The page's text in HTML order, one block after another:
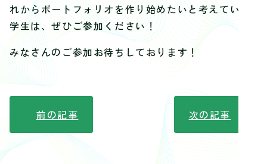
れからポートフォリオを作り始めたいと考えている
学生は、ぜひご参加ください！
みなさんのご参加お待ちしております！
前の記事 次の記事